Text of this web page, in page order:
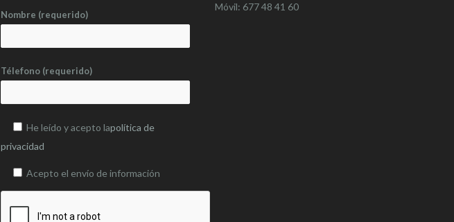
Nombre (requerido)
Télefono (requerido)
He leído y acepto lapolítica de
privacidad
Acepto el envío de información
Móvil: 677 48 41 60